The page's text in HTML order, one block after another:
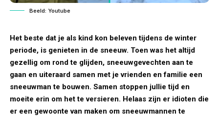
Beeld: Youtube
Het beste dat je als kind kon beleven tijdens de winter
periode, is genieten in de sneeuw. Toen was het altijd
gezellig om rond te glijden, sneeuwgevechten aan te
gaan en uiteraard samen met je vrienden en familie een
sneeuwman te bouwen. Samen stoppen jullie tijd en
moeite erin om het te versieren. Helaas zijn er idioten die
er een gewoonte van maken om sneeuwmannen te